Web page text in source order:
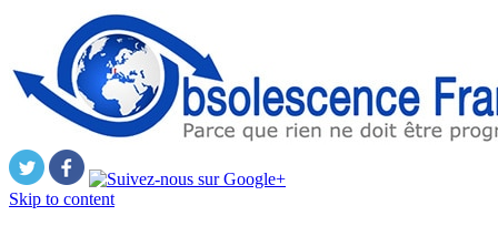
Skip to content